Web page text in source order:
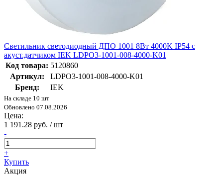
Светильник светодиодный ДПО 1001 8Вт 4000K IP54 с
акуст.датчиком IEK LDPO3-1001-008-4000-K01
Код товара: 5120860
Артикул:
LDPO3-1001-008-4000-K01
Бренд:
IEK
На складе 10 шт
Обновлено 07.08.2026
Цена:
1 191.28 руб. / шт
-
+
Купить
Акция